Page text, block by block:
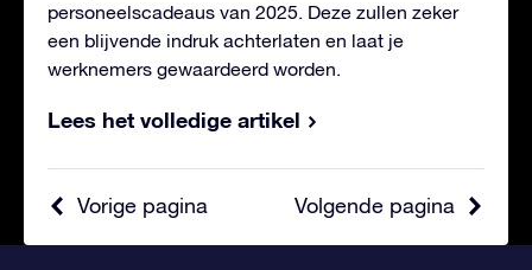
personeelscadeaus van 2025. Deze zullen zeker
een blijvende indruk achterlaten en laat je
werknemers gewaardeerd worden.
Lees het volledige artikel
Volgende pagina
Vorige pagina